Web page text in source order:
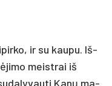
ir su kau­pu. Iš­
meist­rai iš
Kanų ma­